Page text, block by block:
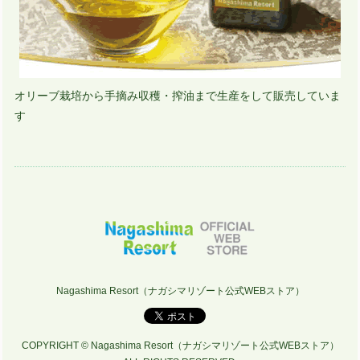
オリーブ栽培から手摘み収穫・搾油まで生産をして販売していま
す
Nagashima Resort（ナガシマリゾート公式WEBストア）
COPYRIGHT © Nagashima Resort（ナガシマリゾート公式WEBストア）